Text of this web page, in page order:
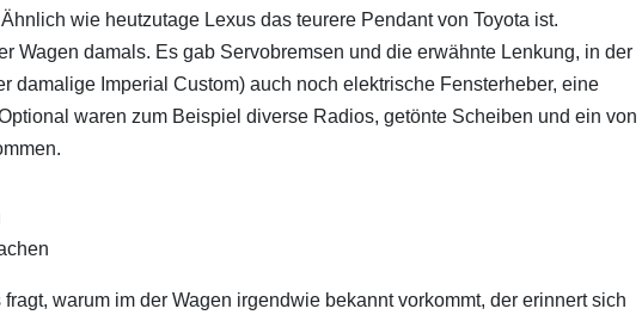
wie heutzutage Lexus das teurere Pendant von Toyota ist.
Wagen damals. Es gab Servobremsen und die erwähnte Lenkung, in der
damalige Imperial Custom) auch noch elektrische Fensterheber, eine
waren zum Beispiel diverse Radios, getönte Scheiben und ein von
warum im der Wagen irgendwie bekannt vorkommt, der erinnert sich